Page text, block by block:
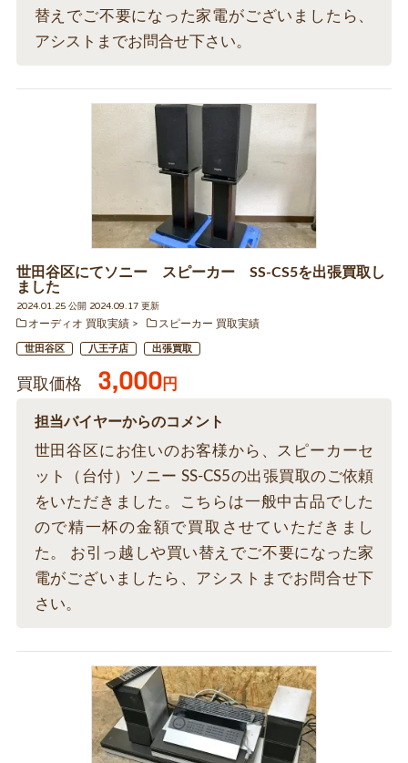
替えでご不要になった家電がございましたら、
アシストまでお問合せ下さい。
世田谷区にてソニー スピーカー SS-CS5を出張買取し
ました
2024.01.25 公開 2024.09.17 更新
オーディオ 買取実績
スピーカー 買取実績
世田谷区 八王子店 出張買取
買取価格 3,000円
担当バイヤーからのコメント
世田谷区にお住いのお客様から、スピーカーセ
ット（台付）ソニー SS-CS5の出張買取のご依頼
をいただきました。こちらは一般中古品でした
ので精一杯の金額で買取させていただきまし
た。 お引っ越しや買い替えでご不要になった家
電がございましたら、アシストまでお問合せ下
さい。